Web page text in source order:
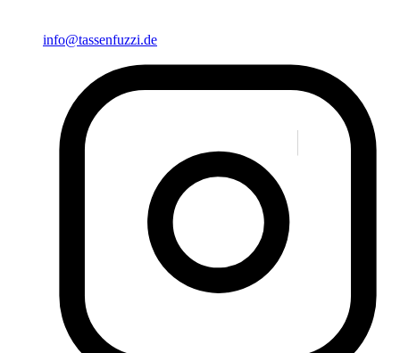
info@tassenfuzzi.de